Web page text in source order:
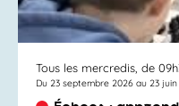
Tous les mercredis, de
Du 23 septembre 2026 au 23 juin